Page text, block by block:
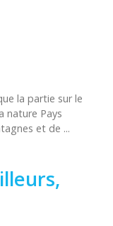
la partie sur le
nature Pays
et de ...